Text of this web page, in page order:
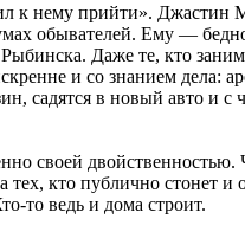
к нему прийти». Джастин
обывателей. Ему —
Даже те, кто
и со знанием дела:
садятся в новый авто и с
своей
кто публично стонет и
то ведь и дома строит.